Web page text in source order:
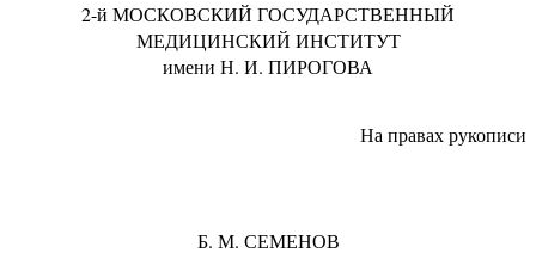
2-й МОСКОВСКИЙ ГОСУДАРСТВЕННЫЙ
МЕДИЦИНСКИЙ ИНСТИТУТ
имени Н. И. ПИРОГОВА
На правах рукописи
Б. М. СЕМЕНОВ